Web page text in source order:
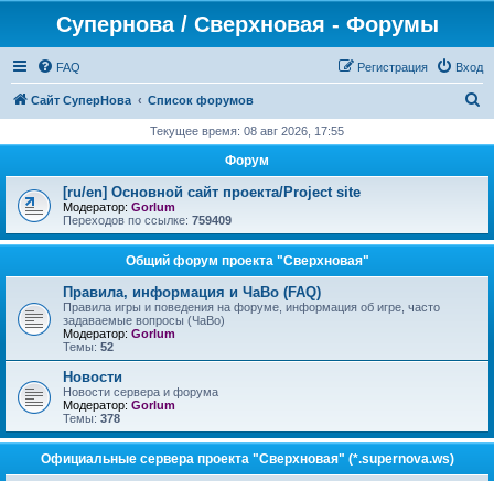
Супернова / Сверхновая - Форумы
FAQ Вход
Регистрация
Сайт СуперНова Список форумов
с
Текущее время: 08 авг 2026, 17:55
Форум
[ru/en] Основной сайт проекта/Project site
Модератор: Gorlum
Переходов по ссылке: 759409
Общий форум проекта "Сверхновая"
Правила, информация и ЧаВо (FAQ)
Правила игры и поведения на форуме, информация об игре, часто
задаваемые вопросы (ЧаВо)
Модератор: Gorlum
Темы: 52
Новости
Новости сервера и форума
Модератор: Gorlum
Темы: 378
Официальные сервера проекта "Сверхновая" (*.supernova.ws)